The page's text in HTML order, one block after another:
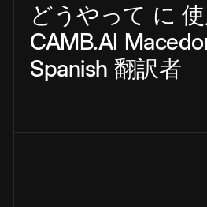
どうやって に
CAMB.AI
Spanish 翻訳者